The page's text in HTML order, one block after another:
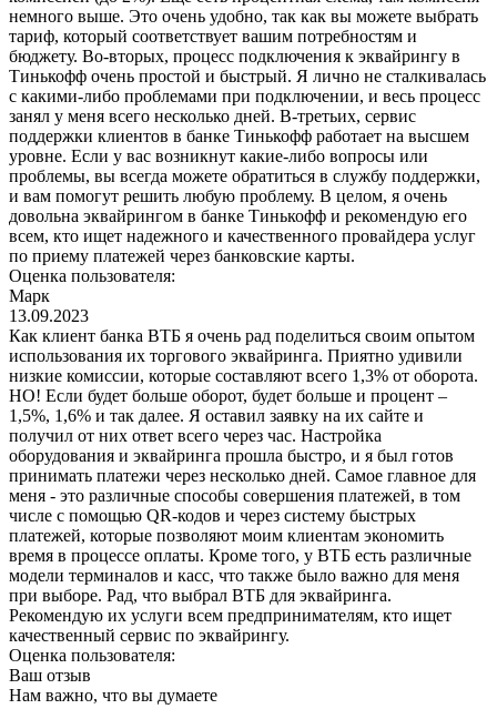
немного выше. Это очень удобно, так как вы можете выбрать
тариф, который соответствует вашим потребностям и
бюджету. Во-вторых, процесс подключения к эквайрингу в
Тинькофф очень простой и быстрый. Я лично не сталкивалась
с какими-либо проблемами при подключении, и весь процесс
занял у меня всего несколько дней. В-третьих, сервис
поддержки клиентов в банке Тинькофф работает на высшем
уровне. Если у вас возникнут какие-либо вопросы или
проблемы, вы всегда можете обратиться в службу поддержки,
и вам помогут решить любую проблему. В целом, я очень
довольна эквайрингом в банке Тинькофф и рекомендую его
всем, кто ищет надежного и качественного провайдера услуг
по приему платежей через банковские карты.
Оценка пользователя:
Марк
13.09.2023
Как клиент банка ВТБ я очень рад поделиться своим опытом
использования их торгового эквайринга. Приятно удивили
низкие комиссии, которые составляют всего 1,3% от оборота.
НО! Если будет больше оборот, будет больше и процент –
1,5%, 1,6% и так далее. Я оставил заявку на их сайте и
получил от них ответ всего через час. Настройка
оборудования и эквайринга прошла быстро, и я был готов
принимать платежи через несколько дней. Самое главное для
меня - это различные способы совершения платежей, в том
числе с помощью QR-кодов и через систему быстрых
платежей, которые позволяют моим клиентам экономить
время в процессе оплаты. Кроме того, у ВТБ есть различные
модели терминалов и касс, что также было важно для меня
при выборе. Рад, что выбрал ВТБ для эквайринга.
Рекомендую их услуги всем предпринимателям, кто ищет
качественный сервис по эквайрингу.
Оценка пользователя:
Ваш отзыв
Нам важно, что вы думаете